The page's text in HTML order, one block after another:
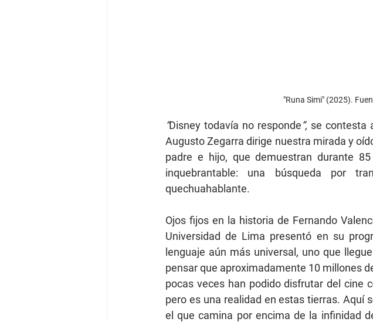
"Runa Simi" (2025).
“Disney todavía no responde”, se contesta
Augusto Zegarra dirige nuestra mirada y
padre e hijo, que demuestran durante
inquebrantable: una búsqueda por
quechuahablante.
Ojos fijos en la historia de Fernando
Universidad de Lima presentó en su
lenguaje aún más universal, uno que
pensar que aproximadamente 10 millones
pocas veces han podido disfrutar del cine
pero es una realidad en estas tierras. Aquí
el que camina por encima de la infinidad